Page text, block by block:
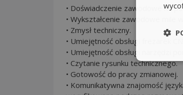
• Doświadczenie zawodowe na
• Wykształcenie zawodowe mile
• Zmysł techniczny.
• Umiejętność obsługi frezarek
• Umiejętność obsługi narzędzi
• Czytanie rysunku technicznego.
• Gotowość do pracy zmianowej.
• Komunikatywna znajomość